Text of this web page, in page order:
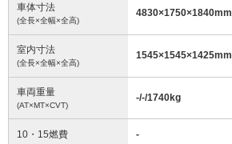
車体寸法
(全長×全幅×全高)
4830×1750×1840mm
室内寸法
(全長×全幅×全高)
1545×1545×1425mm
車両重量
(AT×MT×CVT)
-/-/1740kg
10・15燃費 -